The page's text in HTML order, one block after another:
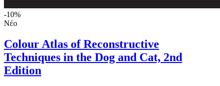
-10%
Νέο
Colour Atlas of Reconstructive
Techniques in the Dog and Cat, 2nd
Edition